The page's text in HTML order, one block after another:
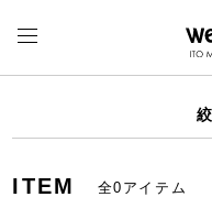
ITEM 全0アイテム